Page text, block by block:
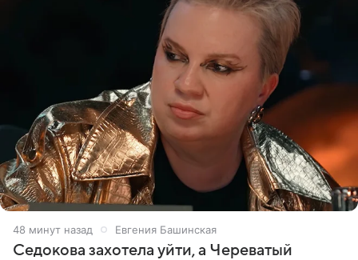
48 минут назад Евгения Башинская
Седокова захотела уйти, а Череватый